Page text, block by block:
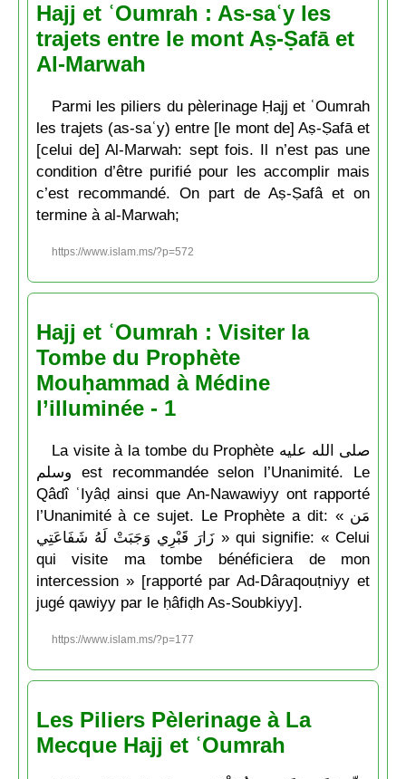
Hajj et ʿOumrah : As-saʿy les
trajets entre le mont Aṣ-Ṣafā et
Al-Marwah
Parmi les piliers du pèlerinage Ḥajj et ʿOumrah
les trajets (as-saʿy) entre [le mont de] Aṣ-Ṣafā et
[celui de] Al-Marwah: sept fois. Il n’est pas une
condition d’être purifié pour les accomplir mais
c’est recommandé. On part de Aṣ-Ṣafâ et on
termine à al-Marwah;
https://www.islam.ms/?p=572
Hajj et ʿOumrah : Visiter la
Tombe du Prophète
Mouḥammad à Médine
l’illuminée - 1
La visite à la tombe du Prophète صلى الله عليه
وسلم est recommandée selon l’Unanimité. Le
Qâdî ʿIyâḍ ainsi que An-Nawawiyy ont rapporté
l’Unanimité à ce sujet. Le Prophète a dit: « مَن
زَارَ قَبْرِي وَجَبَتْ لَهُ شَفَاعَتِي » qui signifie: « Celui
qui visite ma tombe bénéficiera de mon
intercession » [rapporté par Ad-Dâraqouṭniyy et
jugé qawiyy par le ḥâfiḍh As-Soubkiyy].
https://www.islam.ms/?p=177
Les Piliers Pèlerinage à La
Mecque Hajj et ʿOumrah